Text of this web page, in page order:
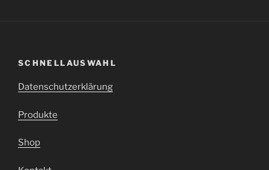
SCHNELLAUSWAHL
Datenschutzerklärung
Produkte
Shop